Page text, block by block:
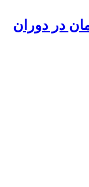
در دوران